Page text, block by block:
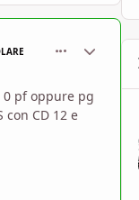
0 pf oppure pg
CD 12 e